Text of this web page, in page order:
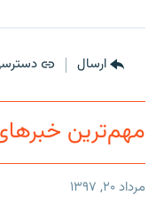
ارسال
مهم‌ترین
مرداد ۲۰, ۱۳۹۷